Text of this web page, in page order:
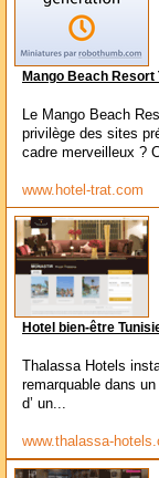
Mango Beach Resort
Le Mango Beach
privilège des sites
cadre merveilleux ?
www.hotel-trat.com
Hotel bien-être
Thalassa Hotels
remarquable dans
d’ un...
www.thalassa-